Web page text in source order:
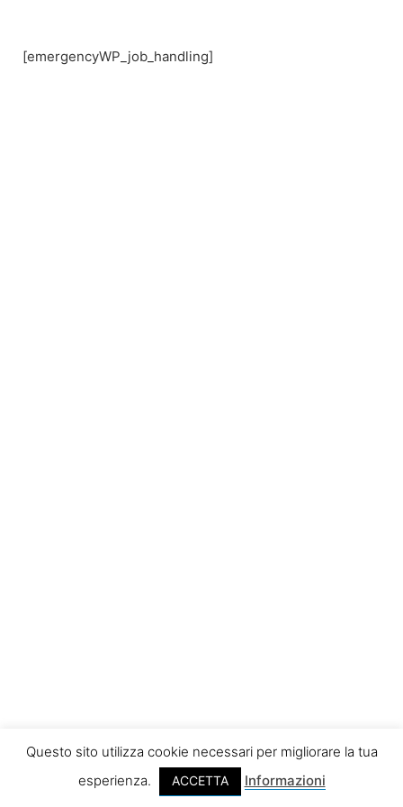
content[emergencyWP_job_handling]
Questo sito utilizza cookie necessari per migliorare la tua
esperienza.
ACCETTA Informazioni